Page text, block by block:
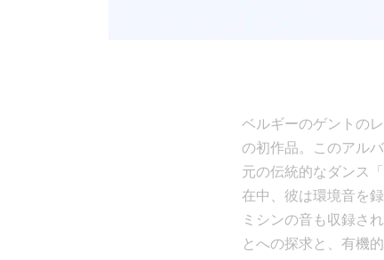
ベルギーのゲントの
の初作品。このアル
元の伝統的なダンス
在中、彼は環境音を
ミシンの音も収録さ
とへの探求と、有機